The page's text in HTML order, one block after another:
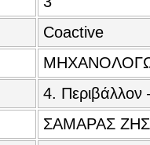
Coactive
4. Περιβάλλον
ΣΑΜΑΡΑΣ